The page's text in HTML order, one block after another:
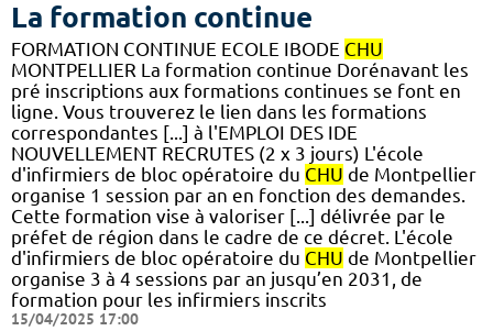
La formation continue
FORMATION CONTINUE ECOLE IBODE CHU
MONTPELLIER La formation continue Dorénavant les
pré inscriptions aux formations continues se font en
ligne. Vous trouverez le lien dans les formations
correspondantes [...] à l'EMPLOI DES IDE
NOUVELLEMENT RECRUTES (2 x 3 jours) L'école
d'infirmiers de bloc opératoire du CHU de Montpellier
organise 1 session par an en fonction des demandes.
Cette formation vise à valoriser [...] délivrée par le
préfet de région dans le cadre de ce décret. L'école
d'infirmiers de bloc opératoire du CHU de Montpellier
organise 3 à 4 sessions par an jusqu’en 2031, de
formation pour les infirmiers inscrits
15/04/2025 17:00